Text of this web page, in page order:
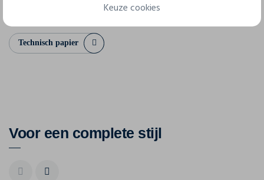
Technisch papier
Voor een complete stijl
Keuze cookies